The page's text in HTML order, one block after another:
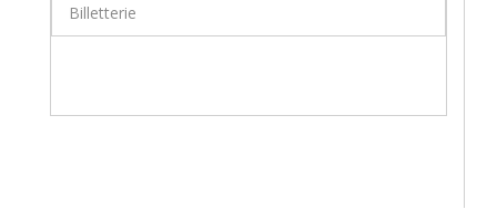
Billetterie